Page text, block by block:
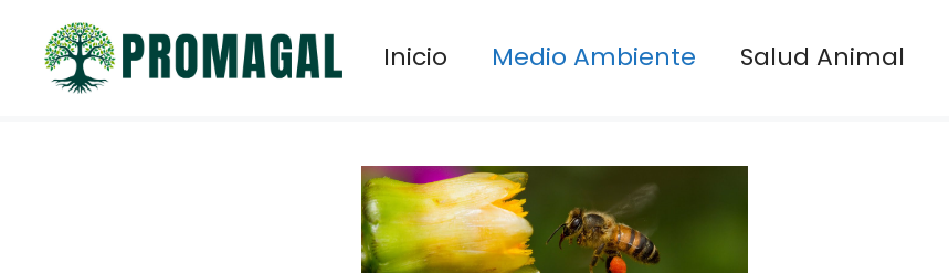
contenido
Inicio Medio Ambiente Salud Animal